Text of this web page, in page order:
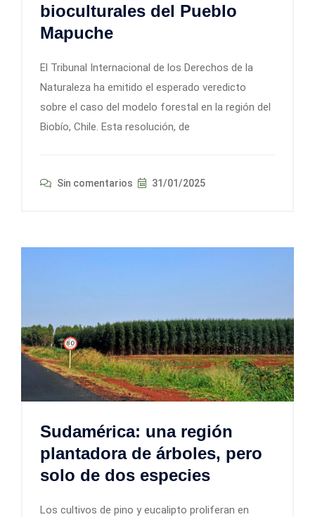
bioculturales del Pueblo
Mapuche
El Tribunal Internacional de los Derechos de la
Naturaleza ha emitido el esperado veredicto
sobre el caso del modelo forestal en la región del
Biobío, Chile. Esta resolución, de
Sin comentarios 31/01/2025
Sudamérica: una región
plantadora de árboles, pero
solo de dos especies
Los cultivos de pino y eucalipto proliferan en